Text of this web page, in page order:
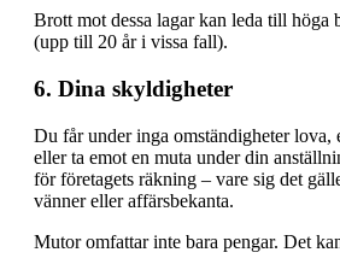
Brott mot dessa lagar kan leda till höga
(upp till 20 år i vissa fall).
6. Dina skyldigheter
Du får under inga omständigheter lova,
eller ta emot en muta under din
för företagets räkning – vare sig det
vänner eller affärsbekanta.
Mutor omfattar inte bara pengar. Det